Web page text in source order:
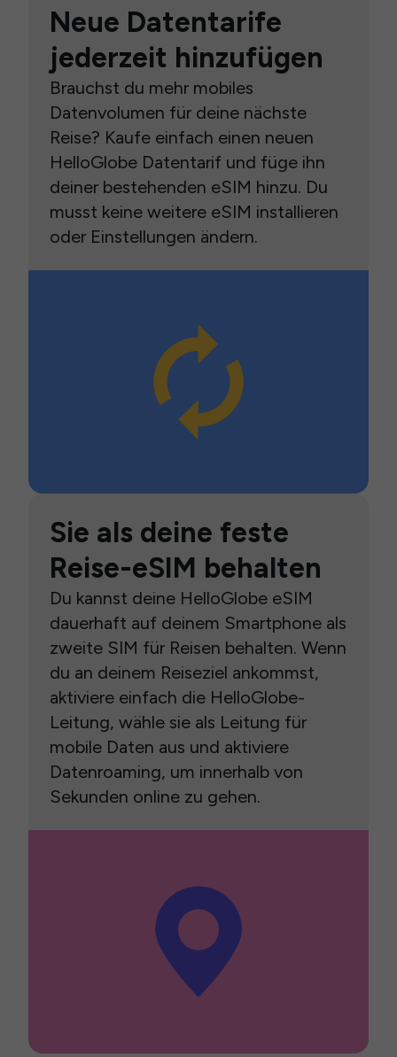
Neue Datentarife
jederzeit hinzufügen
Brauchst du mehr mobiles
Datenvolumen für deine nächste
Reise? Kaufe einfach einen neuen
HelloGlobe Datentarif und füge ihn
deiner bestehenden eSIM hinzu. Du
musst keine weitere eSIM installieren
oder Einstellungen ändern.
Sie als deine feste
Reise-eSIM behalten
Du kannst deine HelloGlobe eSIM
dauerhaft auf deinem Smartphone als
zweite SIM für Reisen behalten. Wenn
du an deinem Reiseziel ankommst,
aktiviere einfach die HelloGlobe-
Leitung, wähle sie als Leitung für
mobile Daten aus und aktiviere
Datenroaming, um innerhalb von
Sekunden online zu gehen.